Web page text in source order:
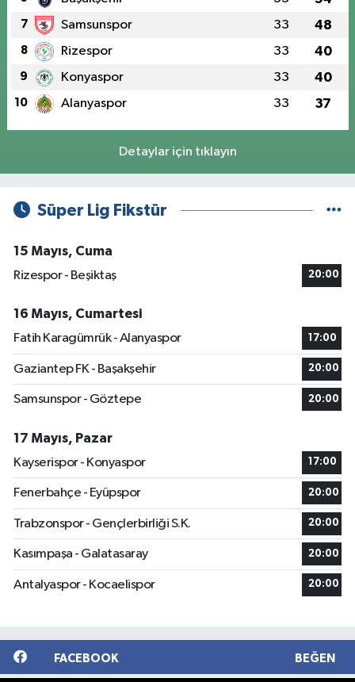
7 Samsunspor 33 48
8 Rizespor 33 40
9 Konyaspor 33 40
10 Alanyaspor 33 37
Detaylar için tıklayın
Süper Lig Fikstür
15 Mayıs, Cuma
Rizespor - Beşiktaş
20:00
16 Mayıs, Cumartesi
Fatih Karagümrük - Alanyaspor
17:00
Gaziantep FK - Başakşehir 20:00
Samsunspor - Göztepe 20:00
17 Mayıs, Pazar
Kayserispor - Konyaspor
17:00
Fenerbahçe - Eyüpspor 20:00
Trabzonspor - Gençlerbirliği S.K. 20:00
Kasımpaşa - Galatasaray 20:00
Antalyaspor - Kocaelispor 20:00
FACEBOOK BEĞEN